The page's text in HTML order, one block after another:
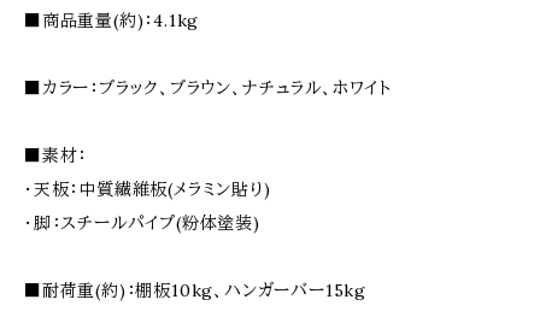
■商品重量(約)：4.1kg
■カラー：ブラック、ブラウン、ナチュラル、ホワイト
■素材：
・天板：中質繊維板(メラミン貼り)
・脚：スチールパイプ(粉体塗装)
■耐荷重(約)：棚板10kg、ハンガーバー15kg